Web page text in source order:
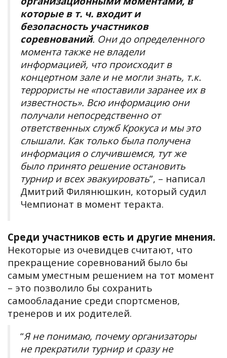
которые в т. ч. входит и
безопасность участников
соревнований. Они до определенного
момента также не владели
информацией, что происходит в
концертном зале и не могли знать, т.к.
террористы не «поставили заранее их в
известность». Всю информацию они
получали непосредственно от
ответственных служб Крокуса и мы это
слышали. Как только была получена
информация о случившемся, тут же
было принято решение остановить
турнир и всех эвакуировать”, – написал
Дмитрий Филянюшкин, который судил
Чемпионат в момент теракта.
Среди участников есть и другие мнения.
Некоторые из очевидцев считают, что
прекращение соревнований было бы
самым уместным решением на тот момент
– это позволило бы сохранить
самообладание среди спортсменов,
тренеров и их родителей.
“Я не понимаю, почему организаторы
не прекратили турнир и сразу не